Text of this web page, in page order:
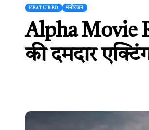
FEATURED मनोरंजन
Alpha Movie
की दमदार